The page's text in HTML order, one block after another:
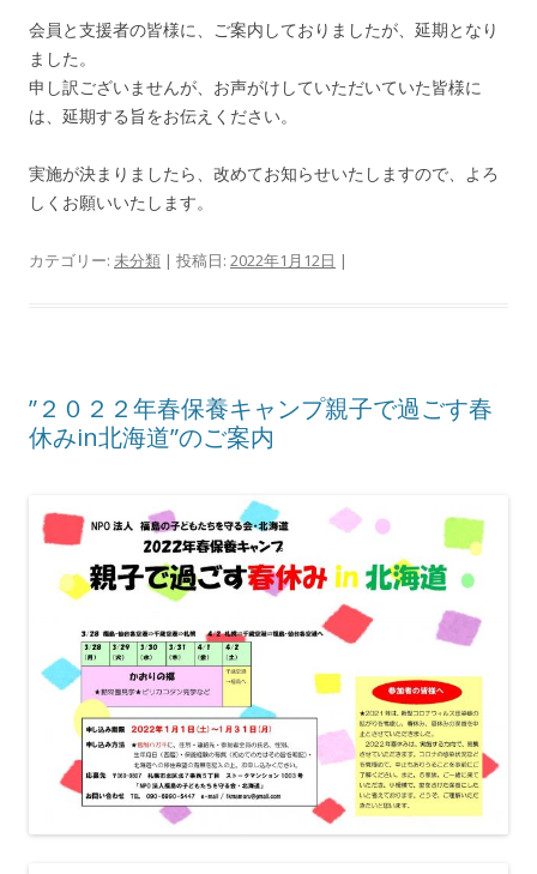
会員と支援者の皆様に、ご案内しておりましたが、延期となり
ました。
申し訳ございませんが、お声がけしていただいていた皆様に
は、延期する旨をお伝えください。
実施が決まりましたら、改めてお知らせいたしますので、よろ
しくお願いいたします。
カテゴリー: 未分類 | 投稿日: 2022年1月12日 |
”２０２２年春保養キャンプ親子で過ごす春
休みin北海道”のご案内